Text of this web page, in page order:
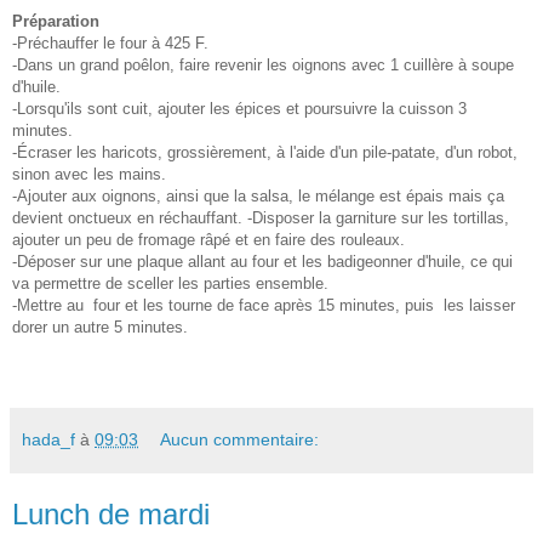
Préparation
-Préchauffer le four à 425 F.
-Dans un grand poêlon, faire revenir les oignons avec 1 cuillère à soupe
d'huile.
-Lorsqu'ils sont cuit, ajouter les épices et poursuivre la cuisson 3
minutes.
-Écraser les haricots, grossièrement, à l'aide d'un pile-patate, d'un robot,
sinon avec les mains.
-Ajouter aux oignons, ainsi que la salsa, le mélange est épais mais ça
devient onctueux en réchauffant. -Disposer la garniture sur les tortillas,
ajouter un peu de fromage râpé et en faire des rouleaux.
-Déposer sur une plaque allant au four et les badigeonner d'huile, ce qui
va permettre de sceller les parties ensemble.
-Mettre au four et les tourne de face après 15 minutes, puis les laisser
dorer un autre 5 minutes.
hada_f à 09:03 Aucun commentaire:
Lunch de mardi